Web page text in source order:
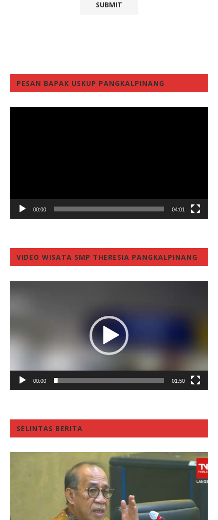
PESAN BAPAK USKUP PANGKALPINANG
00:00 04:01
VIDEO WISATA SMP THERESIA PANGKALPINANG
00:00 01:50
SELINTAS BERITA